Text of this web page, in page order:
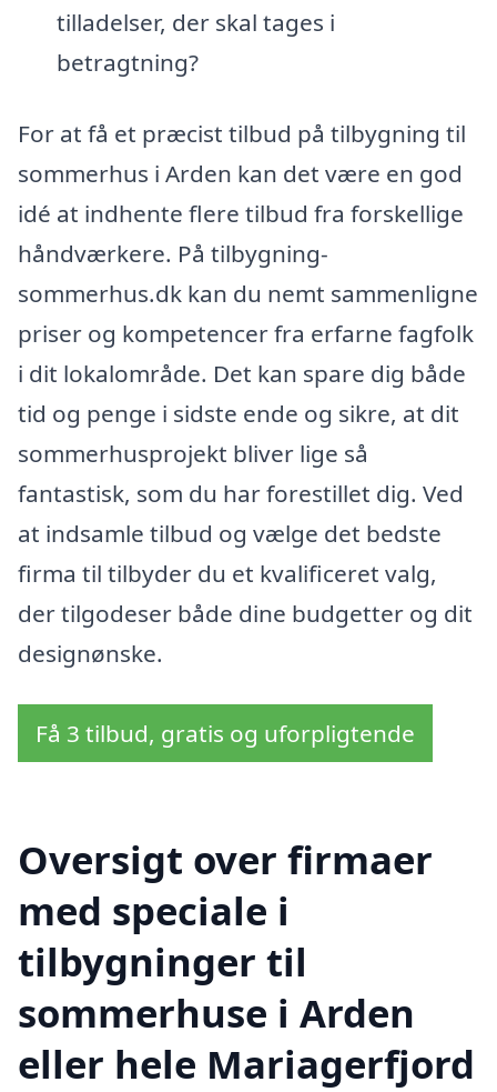
tilladelser, der skal tages i
betragtning?
For at få et præcist tilbud på tilbygning til
sommerhus i Arden kan det være en god
idé at indhente flere tilbud fra forskellige
håndværkere. På tilbygning-
sommerhus.dk kan du nemt sammenligne
priser og kompetencer fra erfarne fagfolk
i dit lokalområde. Det kan spare dig både
tid og penge i sidste ende og sikre, at dit
sommerhusprojekt bliver lige så
fantastisk, som du har forestillet dig. Ved
at indsamle tilbud og vælge det bedste
firma til tilbyder du et kvalificeret valg,
der tilgodeser både dine budgetter og dit
designønske.
Få 3 tilbud, gratis og uforpligtende
Oversigt over firmaer
med speciale i
tilbygninger til
sommerhuse i Arden
eller hele Mariagerfjord